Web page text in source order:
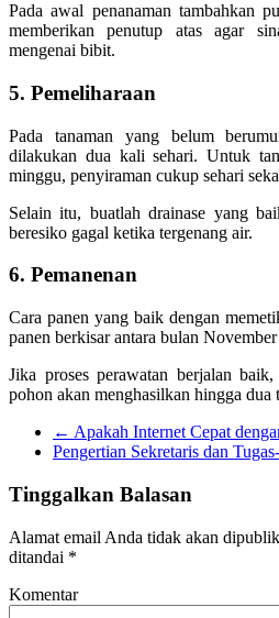
Pada awal penanaman tambahkan
memberikan penutup atas agar
mengenai bibit.
5. Pemeliharaan
Pada tanaman yang belum
dilakukan dua kali sehari. Untuk
minggu, penyiraman cukup sehari
Selain itu, buatlah drainase yang
beresiko gagal ketika tergenang air.
6. Pemanenan
Cara panen yang baik dengan
panen berkisar antara bulan
Jika proses perawatan berjalan
pohon akan menghasilkan hingga dua
← Apakah Internet Cepat
Pengertian Sekretaris dan
Tinggalkan Balasan
Alamat email Anda tidak akan
ditandai *
Komentar